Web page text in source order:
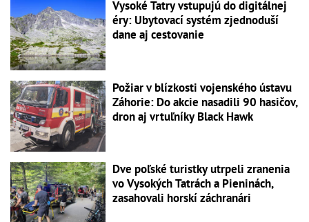
Vysoké Tatry vstupujú do digitálnej
éry: Ubytovací systém zjednoduší
dane aj cestovanie
Požiar v blízkosti vojenského ústavu
Záhorie: Do akcie nasadili 90 hasičov,
dron aj vrtuľníky Black Hawk
Dve poľské turistky utrpeli zranenia
vo Vysokých Tatrách a Pieninách,
zasahovali horskí záchranári